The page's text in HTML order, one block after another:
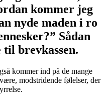
kommer jeg
nyde maden i ro
Sådan
brevkassen.
kommer ind på de mange
modstridende følelser, der